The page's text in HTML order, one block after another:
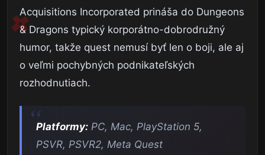
Acquisitions Incorporated prináša do Dungeons
& Dragons typický korporátno-dobrodružný
humor, takže quest nemusí byť len o boji, ale aj
o veľmi pochybných podnikateľských
rozhodnutiach.
Platformy: PC, Mac, PlayStation 5,
PSVR, PSVR2, Meta Quest